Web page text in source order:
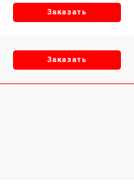
Заказать
Заказать